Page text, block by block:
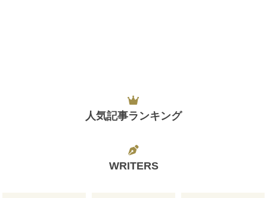
人気記事ランキング
WRITERS